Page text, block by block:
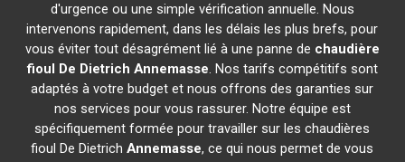
d'urgence ou une simple vérification annuelle. Nous
intervenons rapidement, dans les délais les plus brefs, pour
vous éviter tout désagrément lié à une panne de chaudière
fioul De Dietrich Annemasse. Nos tarifs compétitifs sont
adaptés à votre budget et nous offrons des garanties sur
nos services pour vous rassurer. Notre équipe est
spécifiquement formée pour travailler sur les chaudières
fioul De DietrichAnnemasse, ce qui nous permet de vous